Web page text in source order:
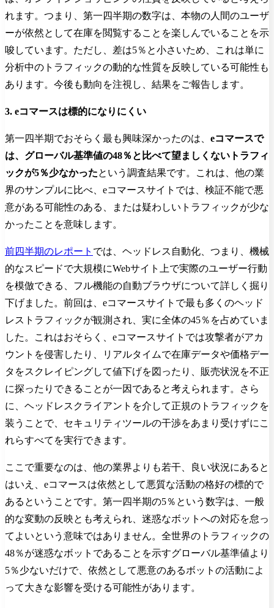
れます。つまり、第一四半期の数字は、本物の人間のユーザ
ーが依然として在庫を閲覧することを楽しんでいることを示
唆しています。ただし、差は5％と小さいため、これは単に
分析中のトラフィックの動的な性質を反映している可能性も
あります。今後も動向を注視し、結果をご報告します。
3. eコマースは標的になりにくい
第一四半期でおそらく最も興味深かったのは、 eコマースで
は、グローバル基準値の48％と比べて望ましくないトラフィ
ックが5％少なかったという調査結果です。これは、他の業
界のサンプルに比べ、eコマースサイトでは、検証不能で悪
意がある可能性のある、または疑わしいトラフィックが少な
かったことを意味します。
前四半期のレポート では、ヘッドレス自動化、つまり、機械
的なスピードで大規模にWebサイト上で実際のユーザー行動
を模倣できる、フル機能の自動ブラウザについて詳しく掘り
下げました。前回は、eコマースサイトで最も多くのヘッド
レストラフィックが観測され、実に全体の45％を占めていま
した。これはおそらく、eコマースサイトでは攻撃者がアカ
ウントを侵害したり、リアルタイムで在庫データや価格デー
タをスクレイピングして値下げを図ったり、販売状況を不正
に探ったりできることが一因であると考えられます。さら
に、ヘッドレスクライアントを介して正規のトラフィックを
装うことで、セキュリティツールの干渉をあまり受けずにこ
れらすべてを実行できます。
ここで重要なのは、他の業界よりも若干、良い状況にあると
はいえ、eコマースは依然として悪質な活動の格好の標的で
あるということです。第一四半期の5％という数字は、一般
的な変動の反映とも考えられ、迷惑なボットへの対応を怠っ
てよいという意味ではありません。全世界のトラフィックの
48％が迷惑なボットであることを示すグローバル基準値より
5％少ないだけで、依然として悪意のあるボットの活動によ
って大きな影響を受ける可能性があります。